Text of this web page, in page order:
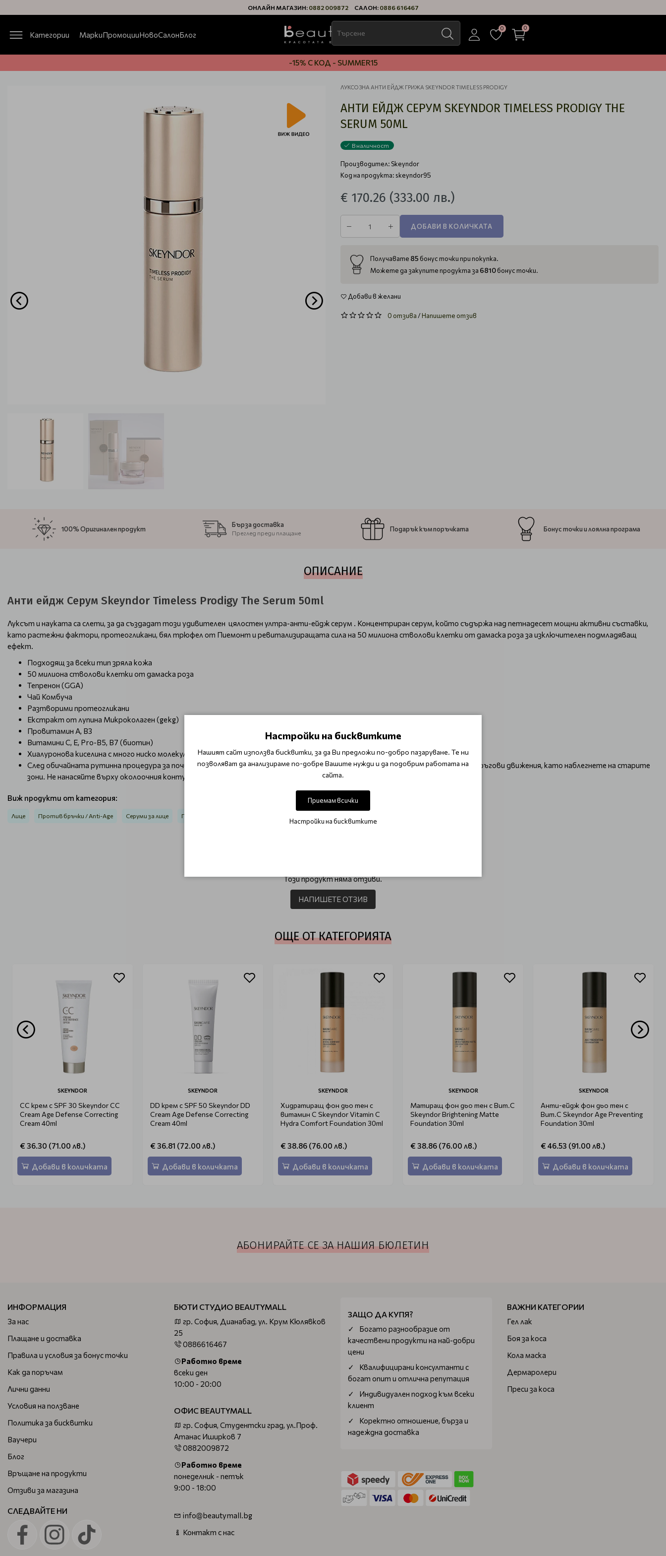
ОНЛАЙН МАГАЗИН: 0882 009872 САЛОН: 0886 616467
Категории МаркиПромоцииНовоСалонБлог
0 0
-15% С КОД - SUMMER15
ЛУКСОЗНА АНТИ ЕЙДЖ ГРИЖА SKEYNDOR TIMELESS PRODIGY
АНТИ ЕЙДЖ СЕРУМ SKEYNDOR TIMELESS PRODIGY THE
SERUM 50ML
В наличност
Производител: Skeyndor
Код на продукта: skeyndor95
€ 170.26 (333.00 лв.)
ДОБАВИ В КОЛИЧКАТА
Получавате 85 бонус точки при покупка.
Можете да закупите продукта за 6810бонус точки.
Добави в желани
0 отзива/Напишете отзив
100% Оригинален продукт
Бърза доставка
Преглед преди плащане
Подарък към поръчката Бонус точки и лоялна програма
ОПИСАНИЕ
Анти ейдж Серум Skeyndor Timeless Prodigy The Serum 50ml
Луксът и науката са слети, за да създадат този удивителен цялостен ултра-анти-ейдж серум . Концентриран серум, който съдържа над петнадесет мощни активни съставки,
като растежни фактори, протеогликани, бял трюфел от Пиемонт и ревитализиращата сила на 50 милиона стволови клетки от дамаска роза за изключителен подмладяващ
ефект.
Подходящ за всеки тип зряла кожа
50 милиона стволови клетки от дамаска роза
Тепренон (GGA)
Чай Комбуча
Разтворими протеогликани
Екстракт от лупина Микроколаген (gekg)
Провитамин А, В3
Витамини C, E, Pro-B5, B7 (биотин)
Хиалуронова киселина с много ниско молекулно тегло
След обичайната рутинна процедура за почистване, разнесете малко количество от серума върху лицето и шията с нежни кръгови движения, като наблегнете на старите
зони. Не нанасяйте върху околоочния контур. Прилагайте сутрин и вечер
Виж продукти от категория:
Лице Против бръчки / Anti-Age Серуми за лице Против бръчки
Този продукт няма отзиви.
НАПИШЕТЕ ОТЗИВ
ОЩЕ ОТ КАТЕГОРИЯТА
SKEYNDOR
CC крем с SPF 30 Skeyndor CC
Cream Age Defense Correcting
Cream 40ml
€ 36.30 (71.00 лв.)
Добави в количката
SKEYNDOR
DD крем с SPF 50 Skeyndor DD
Cream Age Defense Correcting
Cream 40ml
€ 36.81 (72.00 лв.)
Добави в количката
SKEYNDOR
Хидратиращ фон дьо тен с
витамин C Skeyndor Vitamin C
Hydra Comfort Foundation 30ml
€ 38.86 (76.00 лв.)
Добави в количката
SKEYNDOR
Матиращ фон дьо тен с Вит.С
Skeyndor Brightening Matte
Foundation 30ml
€ 38.86 (76.00 лв.)
Добави в количката
SKEYNDOR
Анти-ейдж фон дьо тен с
Вит.С Skeyndor Age Preventing
Foundation 30ml
€ 46.53 (91.00 лв.)
Добави в количката
АБОНИРАЙТЕ СЕ ЗА НАШИЯ БЮЛЕТИН
ИНФОРМАЦИЯ
За нас
Плащане и доставка
Правила и условия за бонус точки
Как да поръчам
Лични данни
Условия на ползване
Политика за бисквитки
Ваучери
Блог
Връщане на продукти
Отзиви за магазина
СЛЕДВАЙТЕ НИ
БЮТИ СТУДИО BEAUTYMALL
гр. София, Дианабад, ул. Крум Кюлявков
25
0886616467
Работно време
всеки ден
10:00 - 20:00
ОФИС BEAUTYMALL
гр. София, Студентски град, ул.Проф.
Атанас Иширков 7
0882009872
Работно време
понеделник - петък
9:00 - 18:00
info@beautymall.bg
Контакт с нас
ЗАЩО ДА КУПЯ?
Богатo разнообразие от
качествени продукти на най-добри
цени
Квалифицирани консултанти с
богат опит и отлична репутация
Индивидуален подход към всеки
клиент
Коректно отношение, бърза и
надеждна доставка
ВАЖНИ КАТЕГОРИИ
Гел лак
Боя за коса
Кола маска
Дермаролери
Преси за коса
Настройки на бисквитките
Нашият сайт използва бисквитки, за да Ви предложи по-добро пазаруване. Те ни
позволяват да анализираме по-добре Вашите нужди и да подобрим работата на
сайта.
Приемам всички
Настройки на бисквитките